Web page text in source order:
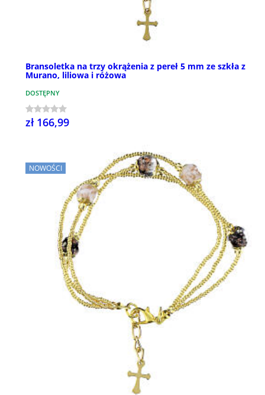
Bransoletka na trzy okrążenia z pereł 5 mm ze szkła z
Murano, liliowa i różowa
DOSTĘPNY
zł 166,99
NOWOŚCI